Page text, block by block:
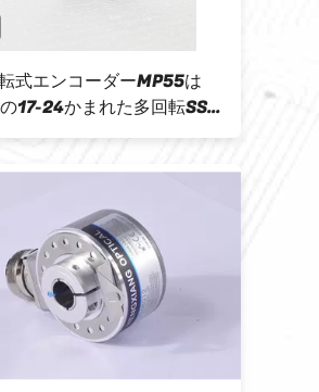
式エンコーダーMP55は
17-24かまれた多回転SSI
のエンコーダーを大きさ